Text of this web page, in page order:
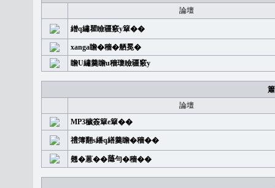
論壇
繒q繡瞿瞼疆竅y簞��
xanga瞻�穡�舾冕�
瞻U繡羹瞻u穡瓊瞼疆竅y
論壇
MP3穢簽簞e簞��
禮簿翻s繙q繕羹瞻�穡��
翹�蒽��𦻕勻�穡��